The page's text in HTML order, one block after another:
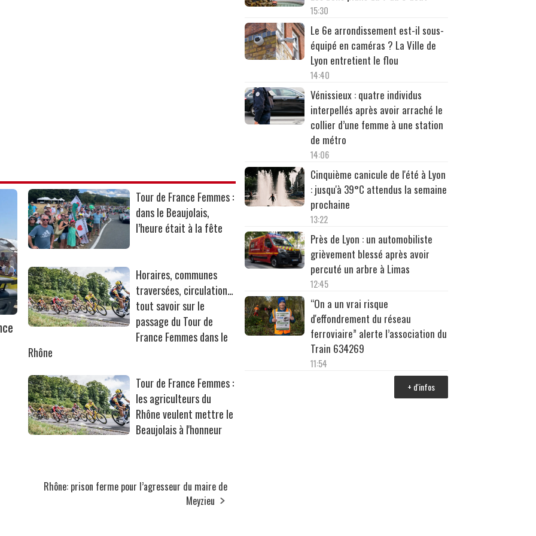
Tour de France Femmes :
dans le Beaujolais,
l’heure était à la fête
Horaires, communes
traversées, circulation…
tout savoir sur le
passage du Tour de
France Femmes dans le
Rhône
Tour de France Femmes :
les agriculteurs du
Rhône veulent mettre le
Beaujolais à l'honneur
Rhône: prison ferme pour l’agresseur du maire de
Meyzieu
15:30
Le 6e arrondissement est-il sous-
équipé en caméras ? La Ville de
Lyon entretient le flou
14:40
Vénissieux : quatre individus
interpellés après avoir arraché le
collier d’une femme à une station
de métro
14:06
Cinquième canicule de l'été à Lyon
: jusqu'à 39°C attendus la semaine
prochaine
13:22
Près de Lyon : un automobiliste
grièvement blessé après avoir
percuté un arbre à Limas
12:45
“On a un vrai risque
d'effondrement du réseau
ferroviaire” alerte l’association du
Train 634269
11:54
+ d'infos